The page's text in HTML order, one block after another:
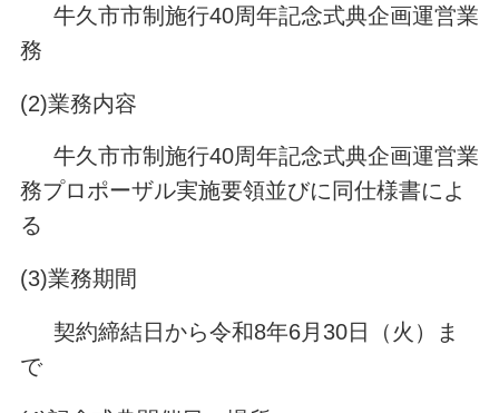
牛久市市制施行40周年記念式典企画運営業
務
(2)業務内容
牛久市市制施行40周年記念式典企画運営業
務プロポーザル実施要領並びに同仕様書によ
る
(3)業務期間
契約締結日から令和8年6月30日（火）ま
で